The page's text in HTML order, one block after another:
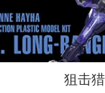
狙击